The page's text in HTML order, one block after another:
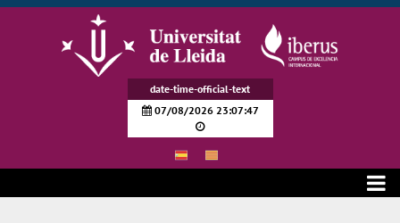
Ugrás a fő tartalomhoz
date-time-official-text
07/08/2026 23:07:47